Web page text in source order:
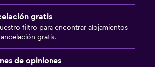
o guardería
gratis
filtro para encontrar alojamientos
gratis.
de opiniones